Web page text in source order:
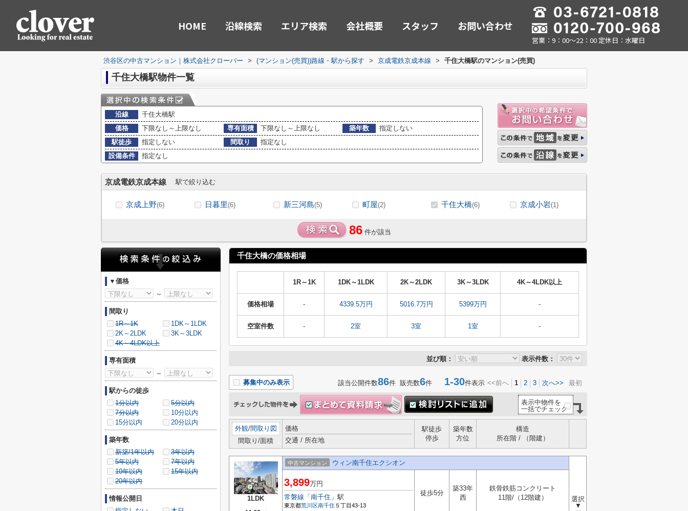
HOME 沿線検索 エリア検索 会社概要 スタッフ お問い合わせ
営業：9：00～22：00 定休日：水曜日
渋谷区の中古マンション｜株式会社クローバー > (マンション(売買))路線・駅から探す > 京成電鉄京成本線 > 千住大橋駅のマンション(売買)
千住大橋駅物件一覧
沿線
千住大橋駅
価格
下限なし～上限なし 専有面積 下限なし～上限なし 築年数
指定しない
駅徒歩
指定しない 間取り
指定なし
設備条件
指定なし
京成電鉄京成本線 駅で絞り込む
京成上野(6) 日暮里(6) 新三河島(5) 町屋(2) 千住大橋(6) 京成小岩(1)
86 件が該当
千住大橋の価格相場
1R～1K 1DK～1LDK 2K～2LDK 3K～3LDK 4K～4LDK以上
価格相場 - 4339.5万円 5016.7万円 5399万円 -
空室件数 - 2室 3室 1室 -
並び順： 表示件数：
募集中のみ表示 該当公開件数86件 販売数6件 1-30件表示 <<前へ 1 2 3 次へ>> 最初
表示中物件を
一括でチェック
外観/間取り図
間取り/面積
価格
交通 / 所在地
駅徒歩
停歩
築年数
方位
構造
所在階 / （階建）
1LDK
中古マンション ウィン南千住エクシオン
選択
▼
3,899万円
常磐線 「 南千住 」駅
東京都荒川区南千住 ５丁目43-13
徒歩5分
築33年
西
鉄骨鉄筋コンクリート
11階/（12階建）
▼価格
～
間取り
1R～1K
1DK～1LDK
2K～2LDK
3K～3LDK
4K～4LDK以上
専有面積
～
駅からの徒歩
1分以内
5分以内
7分以内
10分以内
15分以内
20分以内
築年数
新築/1年以内
3年以内
5年以内
7年以内
10年以内
15年以内
20年以内
情報公開日